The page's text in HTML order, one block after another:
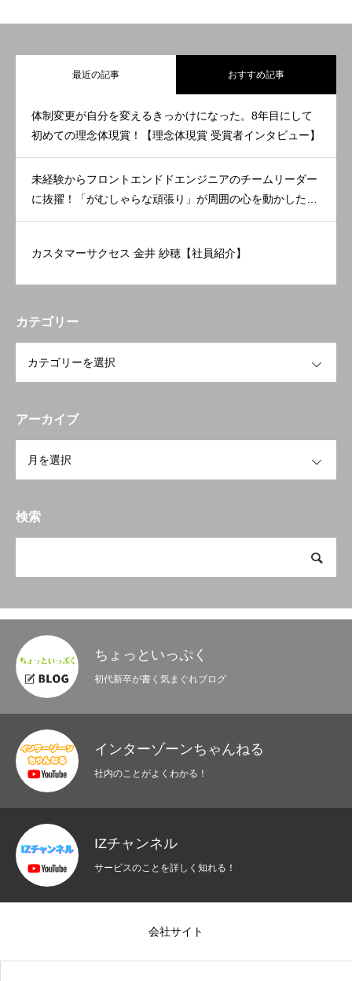
最近の記事 おすすめ記事
体制変更が自分を変えるきっかけになった。8年目にして
初めての理念体現賞！【理念体現賞 受賞者インタビュー】
未経験からフロントエンドドエンジニアのチームリーダー
に抜擢！「がむしゃらな頑張り」が周囲の心を動かした。
【理念体現賞 受賞者インタビュー】
カスタマーサクセス 金井 紗穂【社員紹介】
カテゴリー
アーカイブ
検索
ちょっといっぷく
初代新卒が書く気まぐれブログ
インターゾーンちゃんねる
社内のことがよくわかる！
IZチャンネル
サービスのことを詳しく知れる！
会社サイト